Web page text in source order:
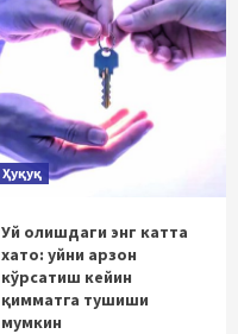
Ҳуқуқ
Уй олишдаги энг катта
хато: уйни арзон
кўрсатиш кейин
қимматга тушиши
мумкин